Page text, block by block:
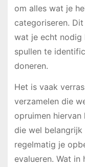
om alles wat je
categoriseren.
wat je echt nodig
spullen te
doneren.
Het is vaak
verzamelen die
opruimen
die wel
regelmatig je
evalueren. Wat